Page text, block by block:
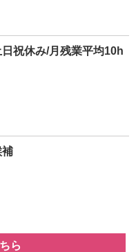
祝休み/月残業平均10h
補
ら